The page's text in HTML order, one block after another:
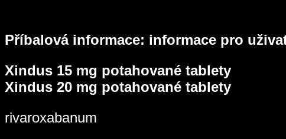
Příbalová informace: informace pro
Xindus 15 mg potahované tablety
Xindus 20 mg potahované tablety
rivaroxabanum